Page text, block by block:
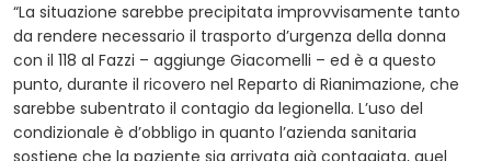
“La situazione sarebbe precipitata improvvisamente tanto
da rendere necessario il trasporto d’urgenza della donna
con il 118 al Fazzi – aggiunge Giacomelli – ed è a questo
punto, durante il ricovero nel Reparto di Rianimazione, che
sarebbe subentrato il contagio da legionella. L’uso del
condizionale è d’obbligo in quanto l’azienda sanitaria